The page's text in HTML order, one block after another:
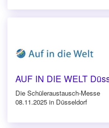
AUF IN DIE WELT
Die Schüleraustausch-Messe
08.11.2025 in Düsseldorf